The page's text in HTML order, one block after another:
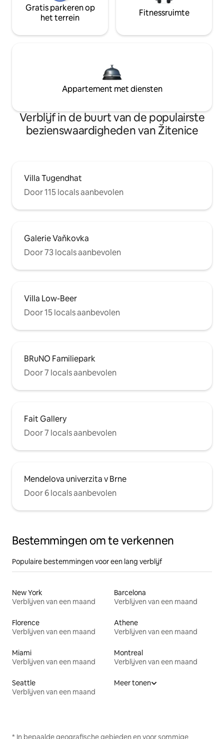
Gratis parkeren op
het terrein
Fitnessruimte
Appartement met diensten
Verblijf in de buurt van de populairste
bezienswaardigheden van Žitenice
Villa Tugendhat
Door 115 locals aanbevolen
Galerie Vaňkovka
Door 73 locals aanbevolen
Villa Low-Beer
Door 15 locals aanbevolen
BRuNO Familiepark
Door 7 locals aanbevolen
Fait Gallery
Door 7 locals aanbevolen
Mendelova univerzita v Brne
Door 6 locals aanbevolen
Bestemmingen om te verkennen
Populaire bestemmingen voor een lang verblijf
New York
Verblijven van een maand
Barcelona
Verblijven van een maand
Florence
Verblijven van een maand
Athene
Verblijven van een maand
Miami
Verblijven van een maand
Montreal
Verblijven van een maand
Seattle
Verblijven van een maand
Meer tonen
* In bepaalde geografische gebieden en voor sommige